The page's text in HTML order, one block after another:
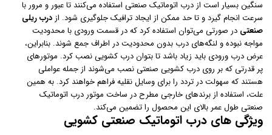
سنگین بسیار است از درب اتوماتیک صنعتی استفاده می‌کنند تا عبور و مرور با
سرعت انجام گیرد و تا حد ممکن از ایجاد ترافیک جلوگیری شود. ازدرب ریلی
صنعتی در صورتی می‌توان استفاده کرد که در قسمت ورودی با محدودیت
مواجه نبوده و لنگه‌های درب بدون محدودیت در اطراف جمع شوند. بنابراین،
عرض درب ورودی باید زیاد باشد تا بتوان درب کشویی نصب کرد. موتورهای
پر قدرتی که بر روی درب کشویی صنعتی نصب می‌شوند از جمله عواملی
هستند که سهولت در تردد را برای وسایل نقلیه فراهم خواهند کرد. به همین
علت، استفاده از برندهای خارجی مطرح در ساخت موتور درب اتوماتیک
صنعتی طول عمر بالای این محصول را تضمین می‌کند.
ویژگی های درب اتوماتیک صنعتی کشویی